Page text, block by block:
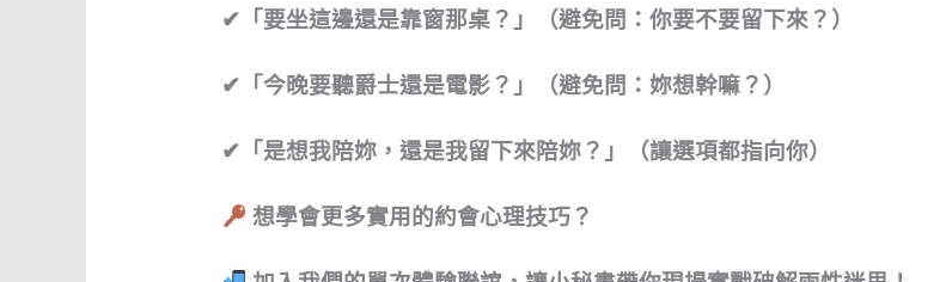
✔「要坐這邊還是靠窗那桌？」（避免問：你要不要留下來？）
✔「今晚要聽爵士還是電影？」（避免問：妳想幹嘛？）
✔「是想我陪妳，還是我留下來陪妳？」（讓選項都指向你）
想學會更多實用的約會心理技巧？